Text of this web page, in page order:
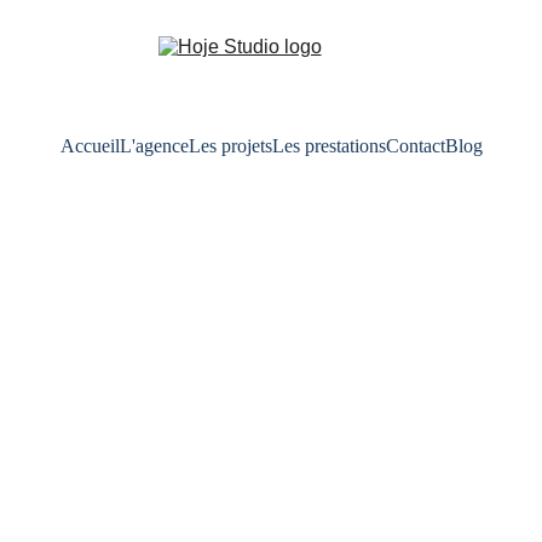
AccueilL'agenceLes projetsLes prestationsContactBlog